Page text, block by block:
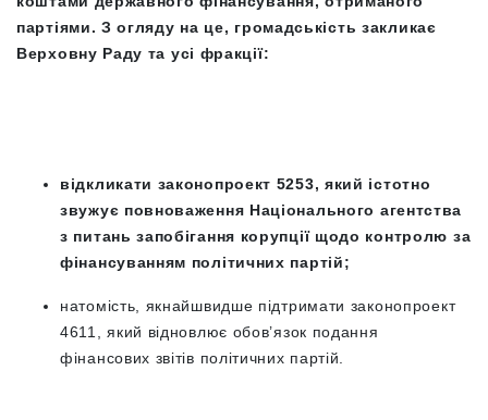
партіями. З огляду на це, громадськість закликає
Верховну Раду та усі фракції:
відкликати законопроект 5253, який істотно
звужує повноваження Національного агентства
з питань запобігання корупції щодо контролю за
фінансуванням політичних партій;
натомість, якнайшвидше підтримати законопроект
4611, який відновлює обов’язок подання
фінансових звітів політичних партій.